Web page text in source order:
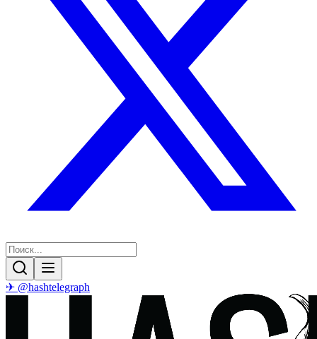
✈ @hashtelegraph